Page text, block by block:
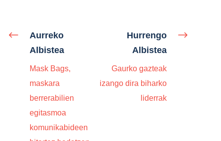
Aurreko
Albistea
Mask Bags,
maskara
berrerabilien
egitasmoa
komunikabideen
Hurrengo
Albistea
Gaurko gazteak
izango dira biharko
liderrak